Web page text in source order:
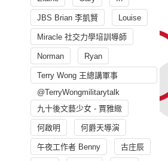
JBS Brian 李凱賢 Louise
Miracle 社交力學培訓導師
Norman Ryan
Terry Wong 王總講軍事
@TerryWongmilitarytalk
九十後文藝少女 - 賈雅緻
何啟明 何爵天導演
午夜工作者 Benny 古庄辰